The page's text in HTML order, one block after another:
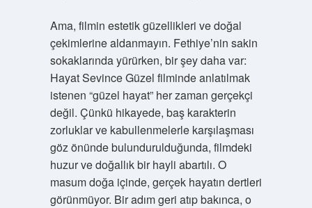
Ama, filmin estetik güzellikleri ve doğal
çekimlerine aldanmayın. Fethiye’nin sakin
sokaklarında yürürken, bir şey daha var:
Hayat Sevince Güzel filminde anlatılmak
istenen “güzel hayat” her zaman gerçekçi
değil. Çünkü hikayede, baş karakterin
zorluklar ve kabullenmelerle karşılaşması
göz önünde bulundurulduğunda, filmdeki
huzur ve doğallık bir hayli abartılı. O
masum doğa içinde, gerçek hayatın dertleri
görünmüyor. Bir adım geri atıp bakınca, o